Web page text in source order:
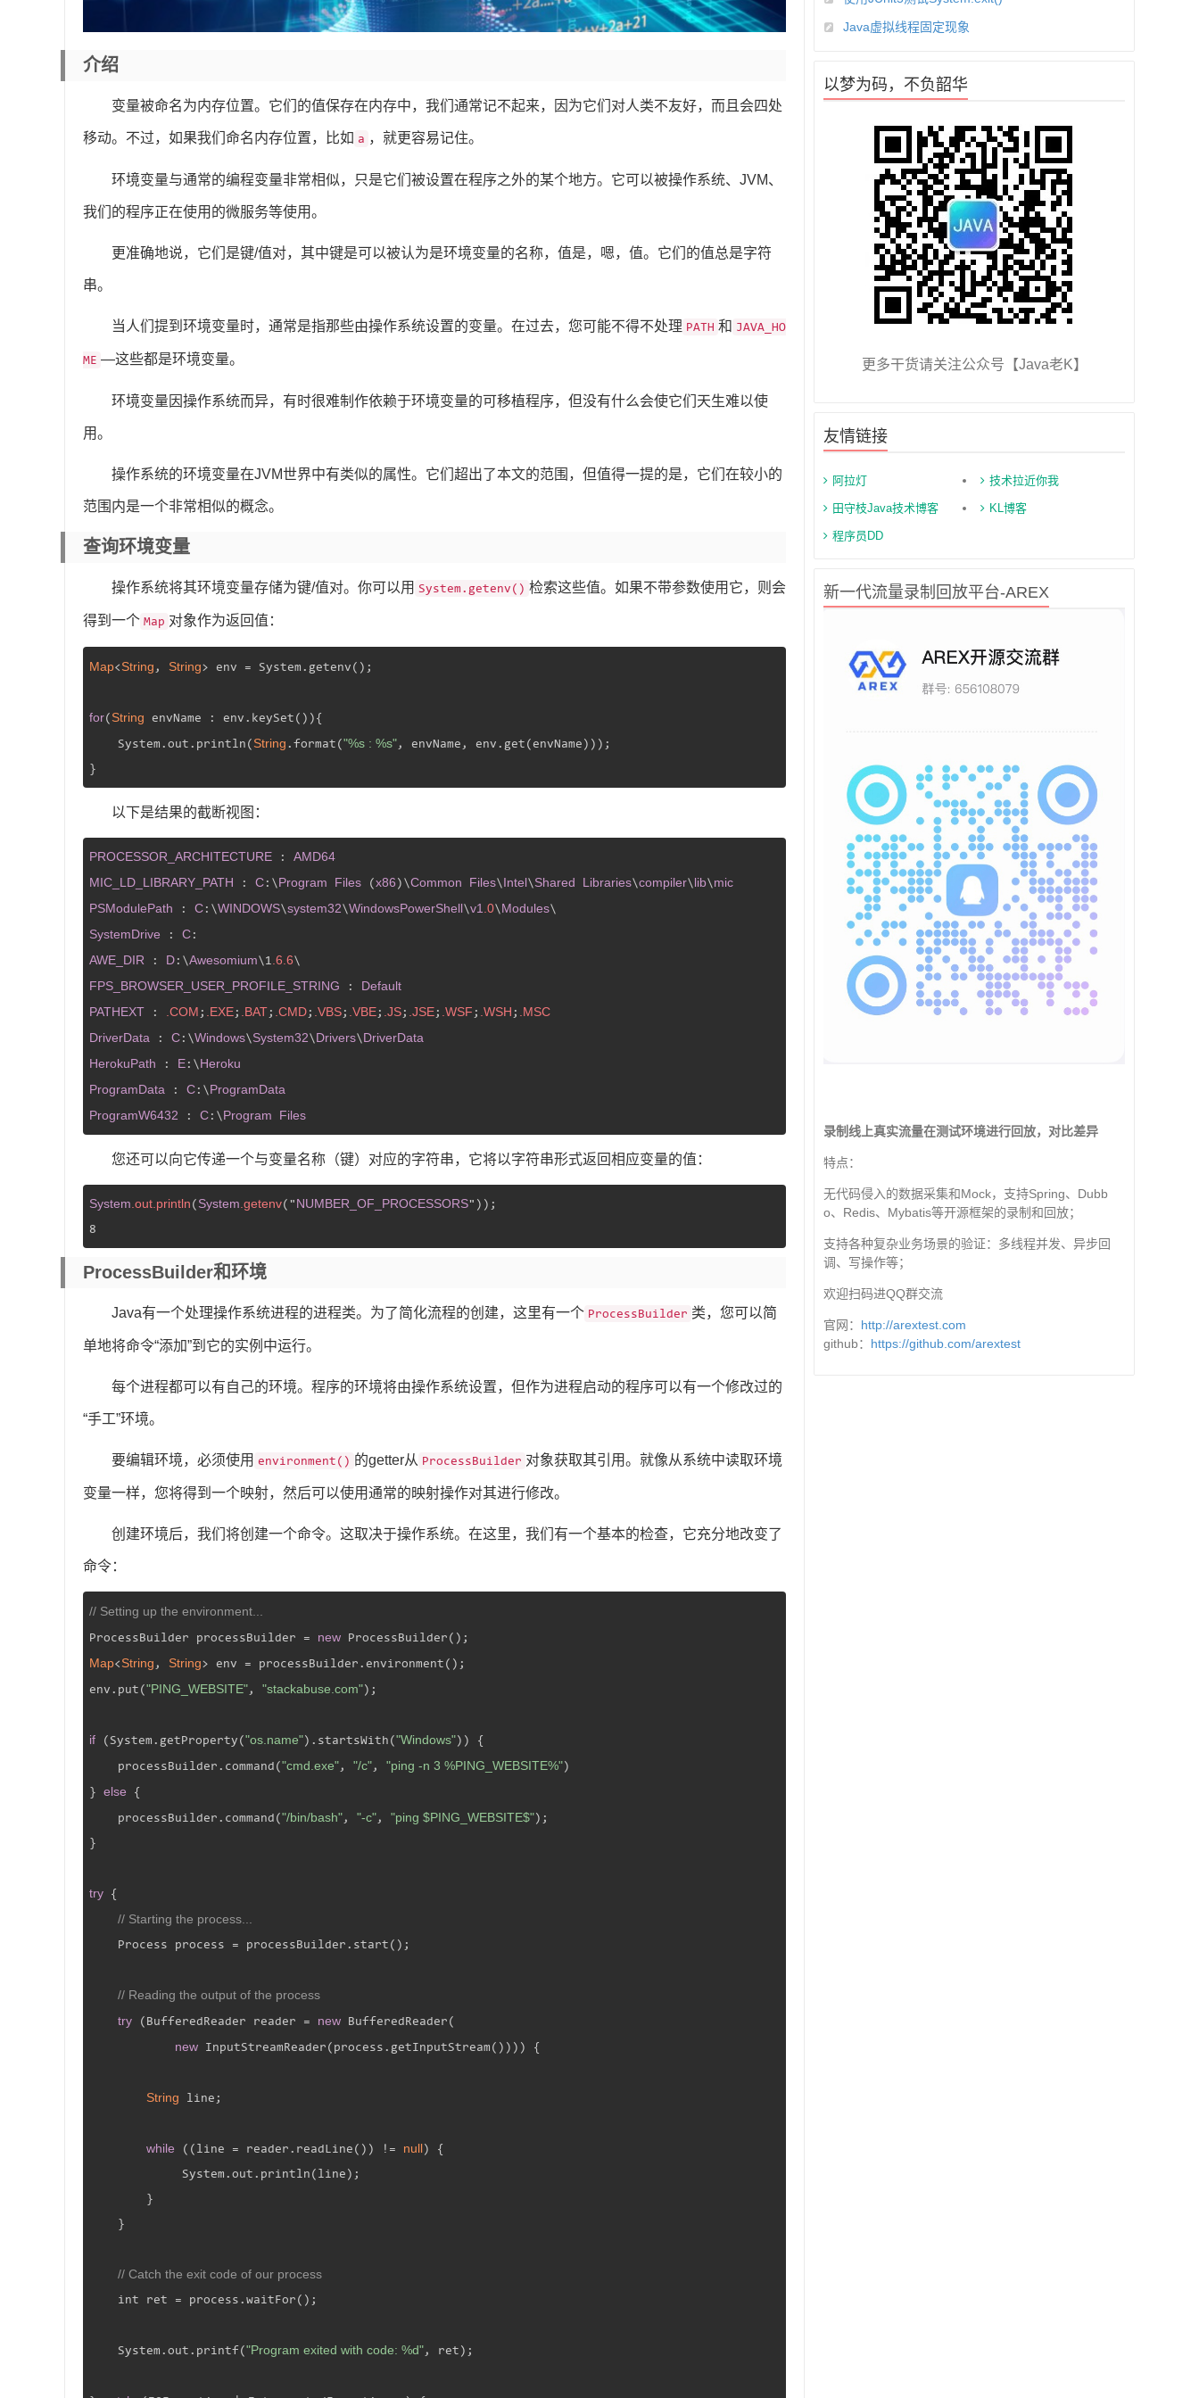
介绍
变量被命名为内存位置。它们的值保存在内存中，我们通常记不起来，因为它们对人类不友好，而且会四处
移动。不过，如果我们命名内存位置，比如 a ，就更容易记住。
环境变量与通常的编程变量非常相似，只是它们被设置在程序之外的某个地方。它可以被操作系统、JVM、
我们的程序正在使用的微服务等使用。
更准确地说，它们是键/值对，其中键是可以被认为是环境变量的名称，值是，嗯，值。它们的值总是字符
串。
当人们提到环境变量时，通常是指那些由操作系统设置的变量。在过去，您可能不得不处理 PATH 和 JAVA_HO
ME —这些都是环境变量。
环境变量因操作系统而异，有时很难制作依赖于环境变量的可移植程序，但没有什么会使它们天生难以使
用。
操作系统的环境变量在JVM世界中有类似的属性。它们超出了本文的范围，但值得一提的是，它们在较小的
范围内是一个非常相似的概念。
查询环境变量
操作系统将其环境变量存储为键/值对。你可以用 System.getenv() 检索这些值。如果不带参数使用它，则会
得到一个 Map 对象作为返回值：
Map<String , String> env = System.getenv();
for(String envName : env.keySet()){
    System.out.println(
String .format("%s : %s" , envName, env.get(envName)));
}
以下是结果的截断视图：
PROCESSOR_ARCHITECTURE : AMD64
MIC_LD_LIBRARY_PATH : C :\ Program Files (x86 )\Common Files\ Intel\ Shared Libraries\compiler\ lib\ mic
PSModulePath : C :\WINDOWS\system32\WindowsPowerShell\v1 .0\ Modules
SystemDrive : C
AWE_DIR : D :\Awesomium\1 .6 .6
FPS_BROWSER_USER_PROFILE_STRING : Default
PATHEXT : .COM ; .EXE ; .BAT ; .CMD ; .VBS ; .VBE ; .JS ; .JSE ; .WSF ; .WSH ; .MSC
DriverData : C :\Windows\ System32\ Drivers\ DriverData
HerokuPath : E :\ Heroku
ProgramData : C :\ ProgramData
ProgramW6432 : C :\ Program Files
您还可以向它传递一个与变量名称（键）对应的字符串，它将以字符串形式返回相应变量的值：
System.out.println ( System.getenv(" NUMBER_OF_PROCESSORS"));
8
ProcessBuilder和环境
Java有一个处理操作系统进程的进程类。为了简化流程的创建，这里有一个 ProcessBuilder 类，您可以简
单地将命令“添加”到它的实例中运行。
每个进程都可以有自己的环境。程序的环境将由操作系统设置，但作为进程启动的程序可以有一个修改过的
“手工”环境。
要编辑环境，必须使用 environment() 的getter从 ProcessBuilder 对象获取其引用。就像从系统中读取环境
变量一样，您将得到一个映射，然后可以使用通常的映射操作对其进行修改。
创建环境后，我们将创建一个命令。这取决于操作系统。在这里，我们有一个基本的检查，它充分地改变了
命令：
// Setting up the environment...
ProcessBuilder processBuilder = new
Map<String , String> env = processBuilder.environment();
env.put("PING_WEBSITE" , "stackabuse.com");
if (System.getProperty("os.name").startsWith("Windows")) {
    processBuilder.command(
"cmd.exe" , "/c" , "ping -n 3 %PING_WEBSITE%")
} else {
    processBuilder.command(
"/bin/bash" , "-c" , "ping $PING_WEBSITE$");
}
try {
// Starting the process...
    Process process = processBuilder.start();
// Reading the output of the process
try (BufferedReader reader = new BufferedReader(
new InputStreamReader(process.getInputStream()))) {
String line;
while ((line = reader.readLine()) != null) {
             System.out.println(line);
        }
    }
// Catch the exit code of our process
    int ret = process.waitFor();
    System.out.printf(
"Program exited with code: %d" , ret);
Java虚拟线程固定现象
以梦为码，不负韶华
更多干货请关注公众号【Java老K】
友情链接
阿拉灯 技术拉近你我
田守枝Java技术博客 KL博客
程序员DD
新一代流量录制回放平台-AREX
录制线上真实流量在测试环境进行回放，对比差异
特点：
无代码侵入的数据采集和Mock，支持Spring、Dubb
o、Redis、Mybatis等开源框架的录制和回放；
支持各种复杂业务场景的验证：多线程并发、异步回
调、写操作等；
欢迎扫码进QQ群交流
官网： http://arextest.com
github： https://github.com/arextest